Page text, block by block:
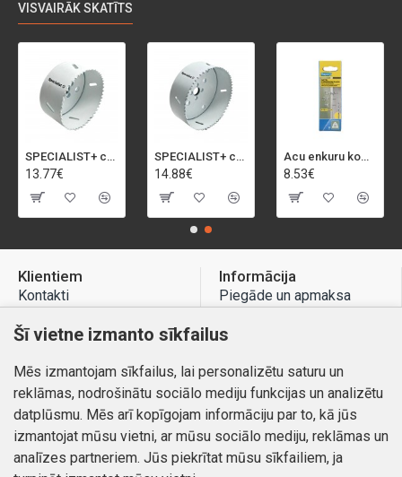
VISVAIRĀK SKATĪTS
SPECIALIST+ caurumu zāģis BI-METAL, 92 mm
13.77€
SPECIALIST+ caurumu zāģis BI-METAL, 98 mm
14.88€
Acu enkuru komplekts, 3-13 mm, Rapid, 12 gab.
8.53€
Klientiem
Kontakti
Preču atgriešana
Mans profils
Pasūtījumi
Informācija
Piegāde un apmaksa
Atteikuma tiesības
Kontakti
Šī vietne izmanto sīkfailus
Mēs izmantojam sīkfailus, lai personalizētu saturu un
reklāmas, nodrošinātu sociālo mediju funkcijas un analizētu
datplūsmu. Mēs arī kopīgojam informāciju par to, kā jūs
izmantojat mūsu vietni, ar mūsu sociālo mediju, reklāmas un
analīzes partneriem. Jūs piekrītat mūsu sīkfailiem, ja